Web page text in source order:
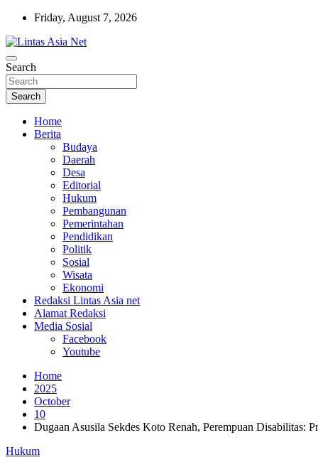
Skip
content
Friday, August 7, 2026
Lintas Asia Net
Tajam dan Terpercaya
Search
Search
Home
Berita
Budaya
Daerah
Desa
Editorial
Hukum
Pembangunan
Pemerintahan
Pendidikan
Politik
Sosial
Wisata
Ekonomi
Redaksi Lintas Asia net
Alamat Redaksi
Media Sosial
Facebook
Youtube
Home
2025
October
10
Dugaan Asusila Sekdes Koto Renah, Perempuan Disabilitas:
Hukum